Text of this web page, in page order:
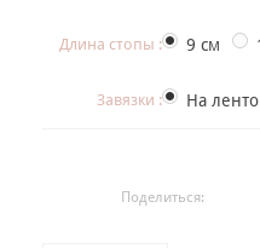
Длина стопы : 9 см
Завязки : На
Поделиться: